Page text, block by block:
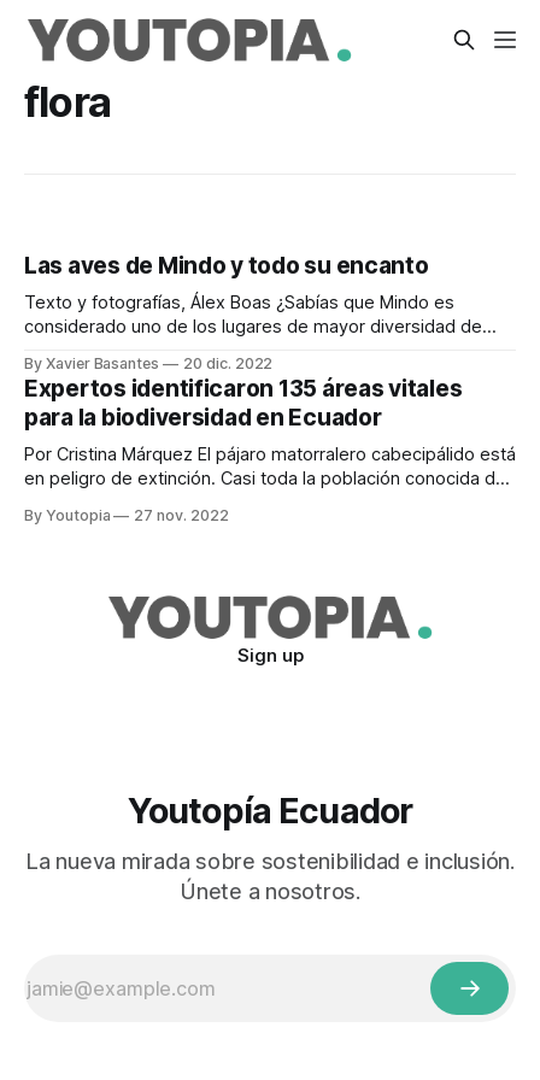
flora
Las aves de Mindo y todo su encanto
Texto y fotografías, Álex Boas ¿Sabías que Mindo es
considerado uno de los lugares de mayor diversidad de
encuentra ubicado sobre los alrededores de la cordillera
occidental a unos 100 kilómetros de Quito, fue denominado
en octubre de 1997 como
By Xavier Basantes 20 dic. 2022
Expertos identificaron 135 áreas vitales
para la biodiversidad en Ecuador
Por Cristina Márquez El pájaro matorralero cabecipálido está
en peligro de extinción. Casi toda la población conocida de
bosque nublado de Yunguilla, en Pichincha. Los expertos en
By Youtopia 27 nov. 2022
Sign up
Youtopía Ecuador
La nueva mirada sobre sostenibilidad e inclusión.
Únete a nosotros.